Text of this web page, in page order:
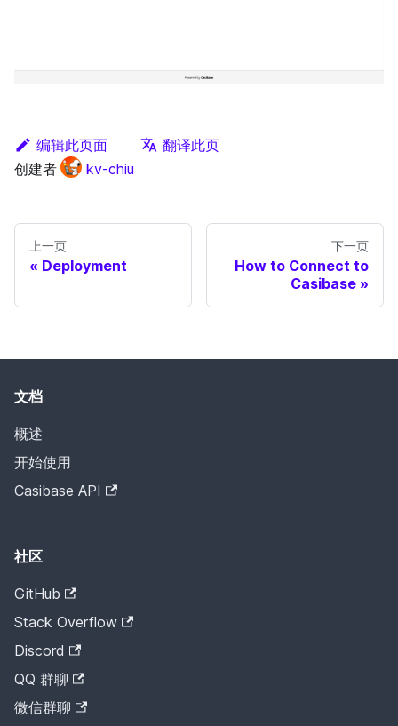
编辑此页面
翻译此页
创建者
kv-chiu
上一页
Deployment
下一页
How to Connect to
Casibase
文档
概述
开始使用
Casibase API
社区
GitHub
Stack Overflow
Discord
QQ 群聊
微信群聊